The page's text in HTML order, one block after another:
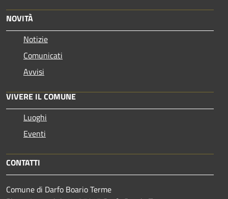
NOVITÀ
Notizie
Comunicati
Avvisi
VIVERE IL COMUNE
Luoghi
Eventi
CONTATTI
Comune di Darfo Boario Terme